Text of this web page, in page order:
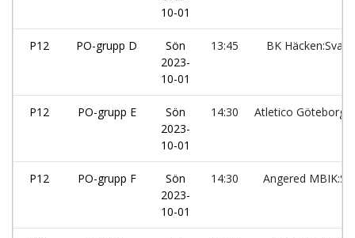
10-01
P12 PO-grupp D
Sön
2023-
10-01
13:45 BK Häcken:Svart
P12 PO-grupp E
Sön
2023-
10-01
14:30 Atletico
P12 PO-grupp F
Sön
2023-
10-01
14:30 Angered